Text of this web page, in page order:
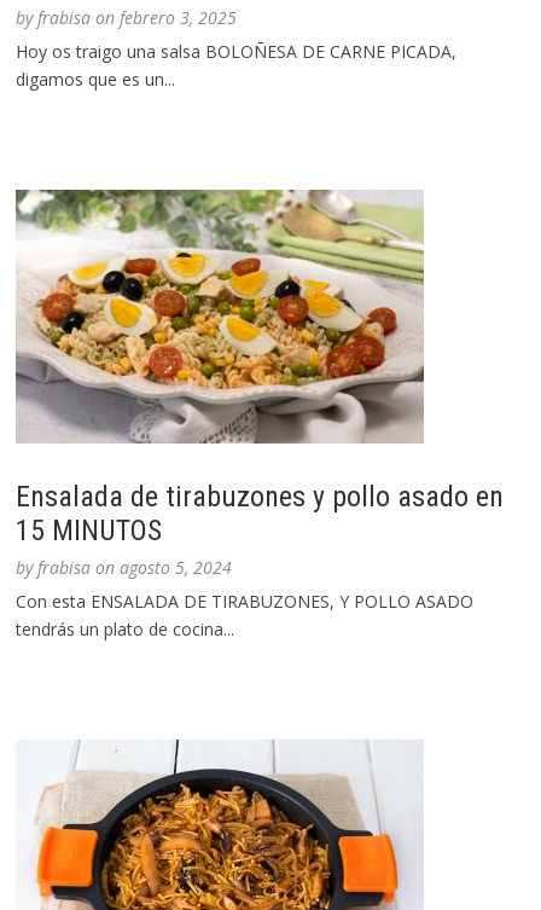
byfrabisa onfebrero 3, 2025
Hoy os traigo una salsa BOLOÑESA DE CARNE PICADA,
digamos que es un...
Ensalada de tirabuzones y pollo asado en
15 MINUTOS
byfrabisa onagosto 5, 2024
Con esta ENSALADA DE TIRABUZONES, Y POLLO ASADO
tendrás un plato de cocina...